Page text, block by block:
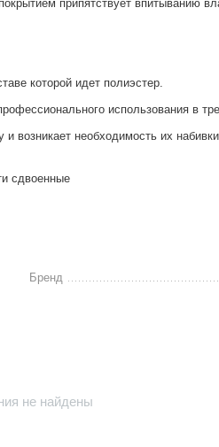
припятствует впитыванию
которой идет полиэстер.
использования в
необходимость их
сдвоенные
Бренд
не найдены